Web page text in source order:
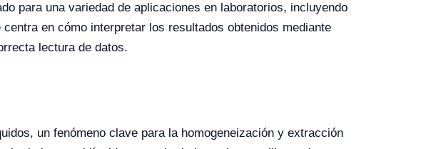
para una variedad de aplicaciones en laboratorios, incluyendo
en cómo interpretar los resultados obtenidos mediante
lectura de datos.
un fenómeno clave para la homogeneización y extracción